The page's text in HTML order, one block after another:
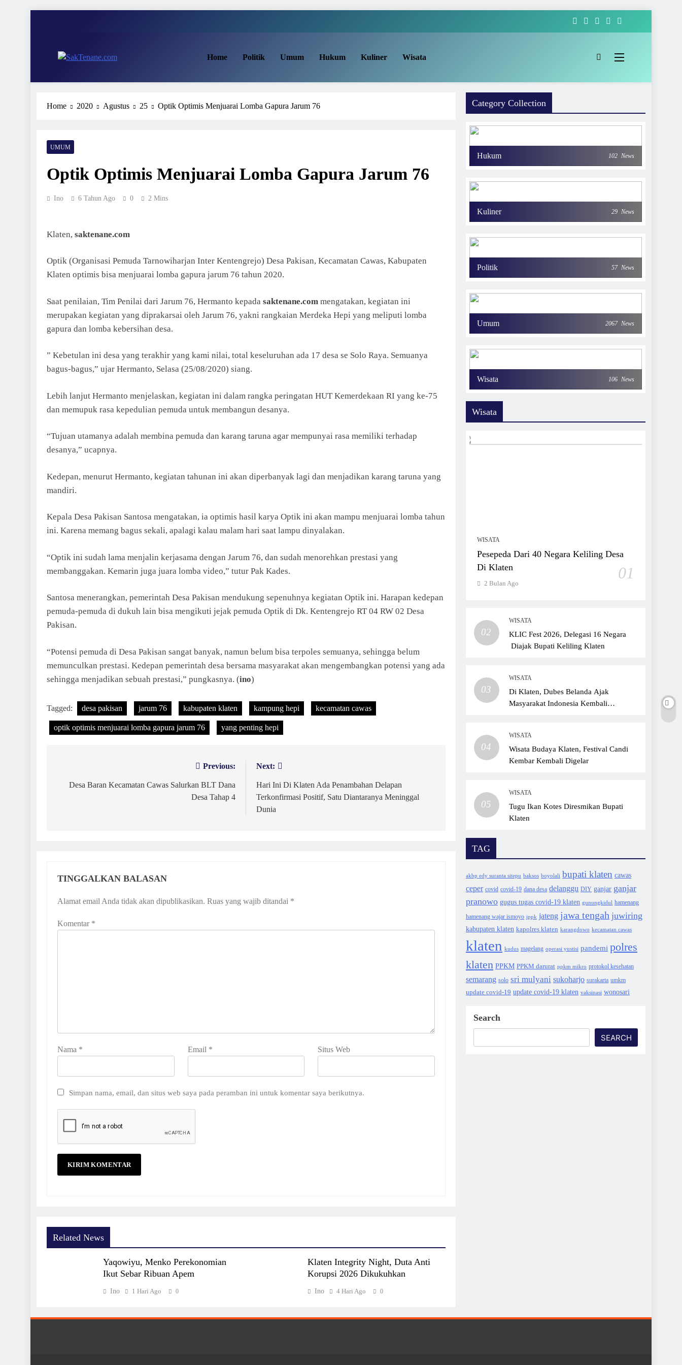
Home Politik Umum Hukum Kuliner Wisata
Home 2020 Agustus 25 Optik Optimis Menjuarai Lomba Gapura Jarum 76
UMUM
Optik Optimis Menjuarai Lomba Gapura Jarum 76
Ino 6 Tahun Ago 0 2 Mins
Klaten, saktenane.com
Optik (Organisasi Pemuda Tarnowiharjan Inter Kentengrejo) Desa Pakisan, Kecamatan Cawas, Kabupaten
Klaten optimis bisa menjuarai lomba gapura jarum 76 tahun 2020.
Saat penilaian, Tim Penilai dari Jarum 76, Hermanto kepada saktenane.com mengatakan, kegiatan ini
merupakan kegiatan yang diprakarsai oleh Jarum 76, yakni rangkaian Merdeka Hepi yang meliputi lomba
gapura dan lomba kebersihan desa.
” Kebetulan ini desa yang terakhir yang kami nilai, total keseluruhan ada 17 desa se Solo Raya. Semuanya
bagus-bagus,” ujar Hermanto, Selasa (25/08/2020) siang.
Lebih lanjut Hermanto menjelaskan, kegiatan ini dalam rangka peringatan HUT Kemerdekaan RI yang ke-75
dan memupuk rasa kepedulian pemuda untuk membangun desanya.
“Tujuan utamanya adalah membina pemuda dan karang taruna agar mempunyai rasa memiliki terhadap
desanya,” ucapnya.
Kedepan, menurut Hermanto, kegiatan tahunan ini akan diperbanyak lagi dan menjadikan karang taruna yang
mandiri.
Kepala Desa Pakisan Santosa mengatakan, ia optimis hasil karya Optik ini akan mampu menjuarai lomba tahun
ini. Karena memang bagus sekali, apalagi kalau malam hari saat lampu dinyalakan.
“Optik ini sudah lama menjalin kerjasama dengan Jarum 76, dan sudah menorehkan prestasi yang
membanggakan. Kemarin juga juara lomba video,” tutur Pak Kades.
Santosa menerangkan, pemerintah Desa Pakisan mendukung sepenuhnya kegiatan Optik ini. Harapan kedepan
pemuda-pemuda di dukuh lain bisa mengikuti jejak pemuda Optik di Dk. Kentengrejo RT 04 RW 02 Desa
Pakisan.
“Potensi pemuda di Desa Pakisan sangat banyak, namun belum bisa terpoles semuanya, sehingga belum
memunculkan prestasi. Kedepan pemerintah desa bersama masyarakat akan mengembangkan potensi yang ada
sehingga menjadikan sebuah prestasi,” pungkasnya. (ino)
Tagged: desa pakisan jarum 76 kabupaten klaten kampung hepi kecamatan cawas
optik optimis menjuarai lomba gapura jarum 76 yang penting hepi
pos
Previous:
Desa Baran Kecamatan Cawas Salurkan BLT Dana
Desa Tahap 4
Next:
Hari Ini Di Klaten Ada Penambahan Delapan
Terkonfirmasi Positif, Satu Diantaranya Meninggal
Dunia
TINGGALKAN BALASAN
Alamat email Anda tidak akan dipublikasikan. Ruas yang wajib ditandai *
Komentar *
Nama * Email * Situs Web
Simpan nama, email, dan situs web saya pada peramban ini untuk komentar saya berikutnya.
Related News
Yaqowiyu, Menko Perekonomian
Ikut Sebar Ribuan Apem
Ino 1 Hari Ago 0
Klaten Integrity Night, Duta Anti
Korupsi 2026 Dikukuhkan
Ino 4 Hari Ago 0
Category Collection
Hukum 102 News
Kuliner 29 News
Politik 57 News
Umum 2067 News
Wisata 106 News
Wisata
WISATA
Pesepeda Dari 40 Negara Keliling Desa
Di Klaten
01
2 Bulan Ago
02
WISATA
KLIC Fest 2026, Delegasi 16 Negara
Diajak Bupati Keliling Klaten
03
WISATA
Di Klaten, Dubes Belanda Ajak
Masyarakat Indonesia Kembali
04
WISATA
Wisata Budaya Klaten, Festival Candi
Kembar Kembali Digelar
05
WISATA
Tugu Ikan Kotes Diresmikan Bupati
Klaten
TAG
akbp edy suranta sitepu baksos boyolali bupati klaten cawas
ceper covid covid-19 dana desa delanggu DIY ganjar ganjar
pranowo gugus tugas covid-19 klaten gunungkidul hamenang
hamenang wajar ismoyo ippk jateng jawa tengah juwiring
kabupaten klaten kapolres klaten karangdowo kecamatan cawas
klaten kudus magelang operasi yustisi pandemi polres
klaten PPKM PPKM darurat ppkm mikro protokol kesehatan
semarang solo sri mulyani sukoharjo surakarta umkm
update covid-19 update covid-19 klaten vaksinasi wonosari
Search
SEARCH